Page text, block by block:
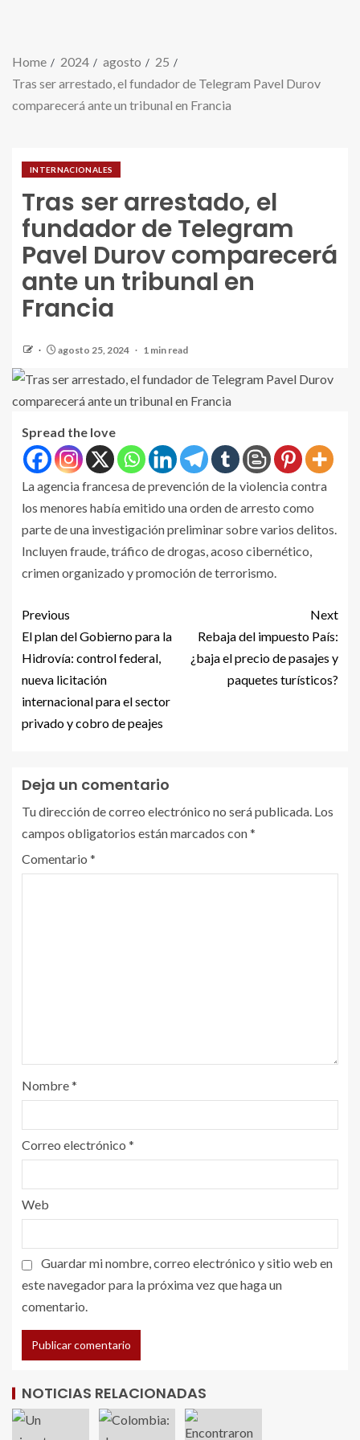
Home 2024 agosto
25
Tras ser arrestado, el fundador de Telegram Pavel Durov
comparecerá ante un tribunal en Francia
INTERNACIONALES
Tras ser arrestado, el
fundador de Telegram
Pavel Durov comparecerá
ante un tribunal en
Francia
agosto 25, 2024 1 min read
Spread the love
La agencia francesa de prevención de la violencia contra
los menores había emitido una orden de arresto como
parte de una investigación preliminar sobre varios delitos.
Incluyen fraude, tráfico de drogas, acoso cibernético,
crimen organizado y promoción de terrorismo.
Previous
El plan del Gobierno para la
Hidrovía: control federal,
nueva licitación
internacional para el sector
privado y cobro de peajes
Next
Rebaja del impuesto País:
¿baja el precio de pasajes y
paquetes turísticos?
Deja un comentario
Tu dirección de correo electrónico no será publicada. Los
campos obligatorios están marcados con*
Comentario *
Nombre*
Correo electrónico *
Web
Guardar mi nombre, correo electrónico y sitio web en
este navegador para la próxima vez que haga un
comentario.
NOTICIAS RELACIONADAS